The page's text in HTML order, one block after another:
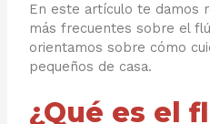
En este artículo te damos
más frecuentes sobre el
orientamos sobre cómo
pequeños de casa.
¿Qué es el